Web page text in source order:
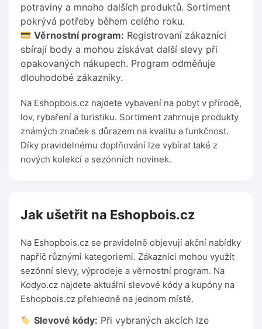
potraviny a mnoho dalších produktů. Sortiment
pokrývá potřeby během celého roku.
Věrnostní program: Registrovaní zákazníci
sbírají body a mohou získávat další slevy při
opakovaných nákupech. Program odměňuje
dlouhodobé zákazníky.
Na Eshopbois.cz najdete vybavení na pobyt v přírodě,
lov, rybaření a turistiku. Sortiment zahrnuje produkty
známých značek s důrazem na kvalitu a funkčnost.
Díky pravidelnému doplňování lze vybírat také z
nových kolekcí a sezónních novinek.
Jak ušetřit na Eshopbois.cz
Na Eshopbois.cz se pravidelně objevují akční nabídky
napříč různými kategoriemi. Zákazníci mohou využít
sezónní slevy, výprodeje a věrnostní program. Na
Kodyo.cz najdete aktuální slevové kódy a kupóny na
Eshopbois.cz přehledně na jednom místě.
Slevové kódy: Při vybraných akcích lze